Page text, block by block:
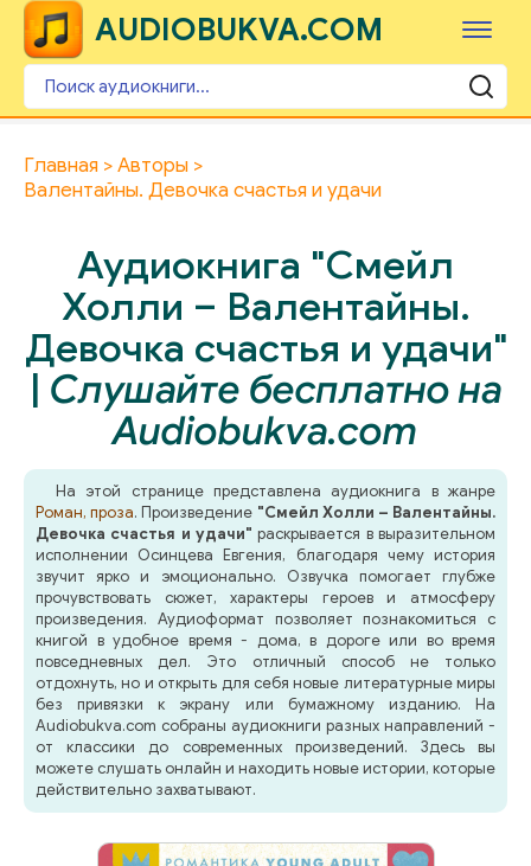
AUDIOBUKVA.COM
Главная
Авторы
Валентайны. Девочка счастья и удачи
Аудиокнига "Смейл
Холли – Валентайны.
Девочка счастья и удачи"
| Слушайте бесплатно на
Audiobukva.com
На этой странице представлена аудиокнига в жанре
Роман, проза. Произведение "Смейл Холли – Валентайны.
Девочка счастья и удачи" раскрывается в выразительном
исполнении Осинцева Евгения, благодаря чему история
звучит ярко и эмоционально. Озвучка помогает глубже
прочувствовать сюжет, характеры героев и атмосферу
произведения. Аудиоформат позволяет познакомиться с
книгой в удобное время - дома, в дороге или во время
повседневных дел. Это отличный способ не только
отдохнуть, но и открыть для себя новые литературные миры
без привязки к экрану или бумажному изданию. На
Audiobukva.com собраны аудиокниги разных направлений -
от классики до современных произведений. Здесь вы
можете слушать онлайн и находить новые истории, которые
действительно захватывают.